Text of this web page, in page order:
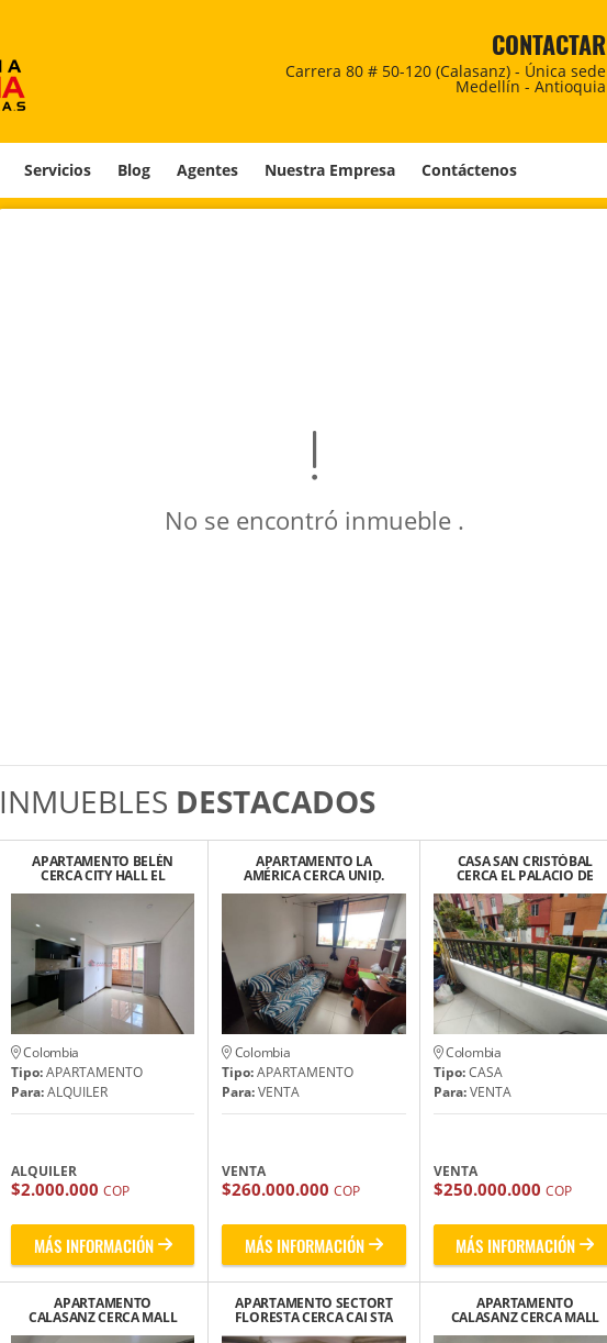
CONTACTAR
Carrera 80 # 50-120 (Calasanz) - Única sede
Medellín - Antioquia
Servicios Blog Agentes Nuestra Empresa Contáctenos
No se encontró inmueble .
INMUEBLES DESTACADOS
APARTAMENTO BELÉN
CERCA CITY HALL EL
RODEO
Colombia
Tipo:APARTAMENTO
Para:ALQUILER
ALQUILER
$2.000.000 COP
MÁS INFORMACIÓN
APARTAMENTO LA
AMÉRICA CERCA UNID.
DEPORTIVA STA. LUCÍA
Colombia
Tipo:APARTAMENTO
Para:VENTA
VENTA
$260.000.000COP
MÁS INFORMACIÓN
CASA SAN CRISTÓBAL
CERCA EL PALACIO DE
LAS FRESAS
Colombia
Tipo:CASA
Para:VENTA
VENTA
$250.000.000 COP
MÁS INFORMACIÓN
APARTAMENTO
CALASANZ CERCA MALL
SANTANA
APARTAMENTO SECTORT
FLORESTA CERCA CAI STA
LUCIA
APARTAMENTO
CALASANZ CERCA MALL
SANTANA